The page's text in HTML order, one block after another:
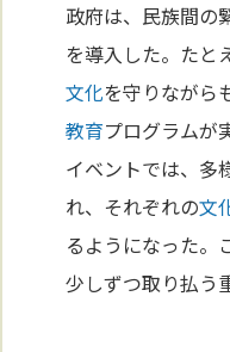
政府は、民族間の
を導入した。たと
文化を守りながら
教育プログラムが
イベントでは、多
れ、それぞれの文
るようになった。
少しずつ取り払う